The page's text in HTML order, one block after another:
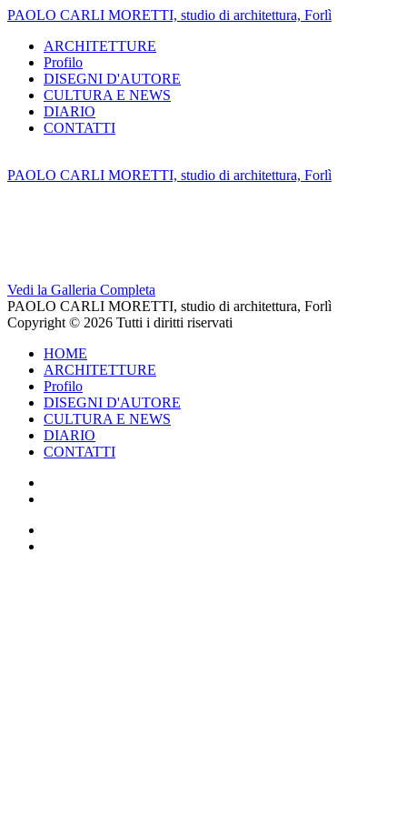
PAOLO CARLI MORETTI, studio di architettura, Forlì
ARCHITETTURE
Profilo
DISEGNI D'AUTORE
CULTURA E NEWS
DIARIO
CONTATTI
PAOLO CARLI MORETTI, studio di architettura, Forlì
Vedi la Galleria Completa
PAOLO CARLI MORETTI, studio di architettura, Forlì
Copyright © 2026 Tutti i diritti riservati
HOME
ARCHITETTURE
Profilo
DISEGNI D'AUTORE
CULTURA E NEWS
DIARIO
CONTATTI